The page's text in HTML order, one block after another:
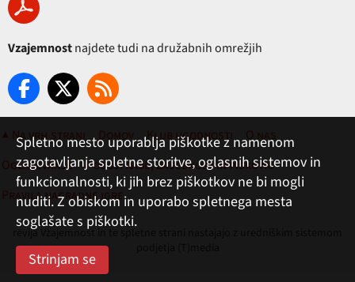
Vzajemnostnajdete tudi na družabnih omrežjih
▲ Na vrh strani Domov Klub ugodnosti
O nas
Oglaševanje
Pogoji rabe, zasebnost in piškotki
Pravila nagradne igre
revija Vzajemnost in te spletne strani nastajajo z uredniškim sistemom
Spletno mesto uporablja piškotke z namenom
zagotavljanja spletne storitve, oglasnih sistemov in
funkcionalnosti, ki jih brez piškotkov ne bi mogli
nuditi. Z obiskom in uporabo spletnega mesta
soglašate s piškotki.